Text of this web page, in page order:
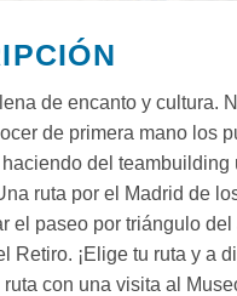
de encanto y cultura.
de primera mano los
del teambuilding
ruta por el Madrid de
el paseo por triángulo del
Retiro. ¡Elige tu ruta y a
con una visita al